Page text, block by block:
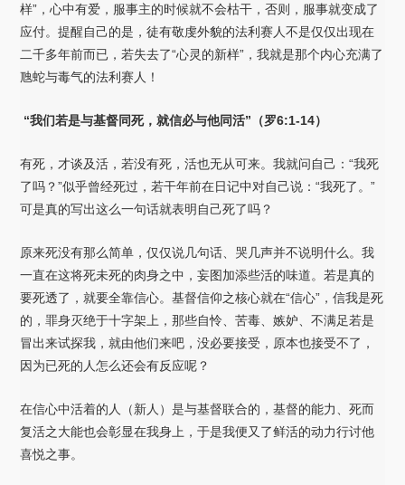
样”，心中有爱，服事主的时候就不会枯干，否则，服事就变成了
应付。提醒自己的是，徒有敬虔外貌的法利赛人不是仅仅出现在
二千多年前而已，若失去了“心灵的新样”，我就是那个内心充满了
虺蛇与毒气的法利赛人！
“我们若是与基督同死，就信必与他同活”（罗6:1-14）
有死，才谈及活，若没有死，活也无从可来。我就问自己：“我死
了吗？”似乎曾经死过，若干年前在日记中对自己说：“我死了。”
可是真的写出这么一句话就表明自己死了吗？
原来死没有那么简单，仅仅说几句话、哭几声并不说明什么。我
一直在这将死未死的肉身之中，妄图加添些活的味道。若是真的
要死透了，就要全靠信心。基督信仰之核心就在“信心”，信我是死
的，罪身灭绝于十字架上，那些自怜、苦毒、嫉妒、不满足若是
冒出来试探我，就由他们来吧，没必要接受，原本也接受不了，
因为已死的人怎么还会有反应呢？
在信心中活着的人（新人）是与基督联合的，基督的能力、死而
复活之大能也会彰显在我身上，于是我便又了鲜活的动力行讨他
喜悦之事。